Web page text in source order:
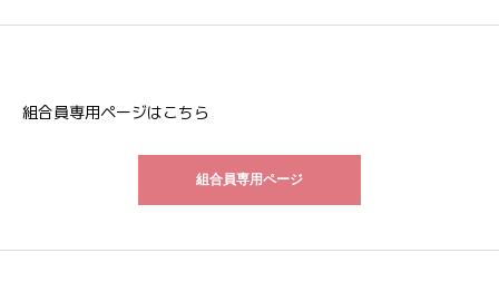
組合員専用ページはこちら
組合員専用ページ